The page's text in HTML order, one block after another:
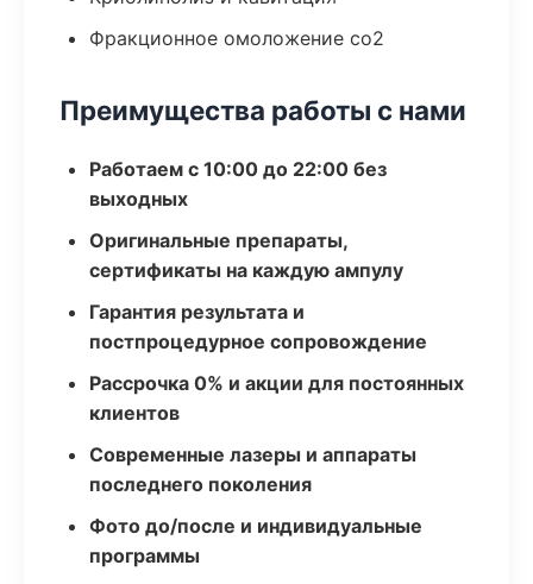
Фракционное омоложение co2
Преимущества работы с нами
Работаем с 10:00 до 22:00 без
выходных
Оригинальные препараты,
сертификаты на каждую ампулу
Гарантия результата и
постпроцедурное сопровождение
Рассрочка 0% и акции для постоянных
клиентов
Современные лазеры и аппараты
последнего поколения
Фото до/после и индивидуальные
программы